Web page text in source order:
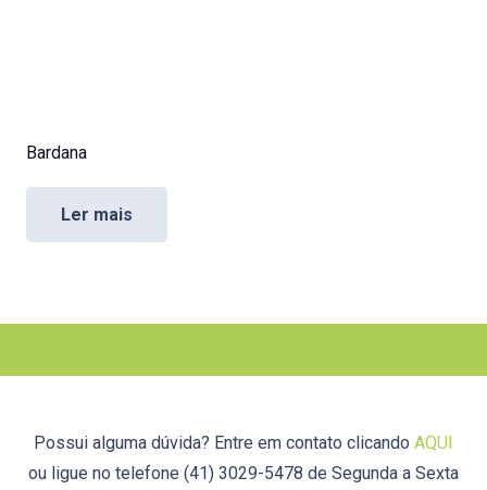
Bardana
Ler mais
Possui alguma dúvida? Entre em contato clicando AQUI
ou ligue no telefone (41) 3029-5478 de Segunda a Sexta